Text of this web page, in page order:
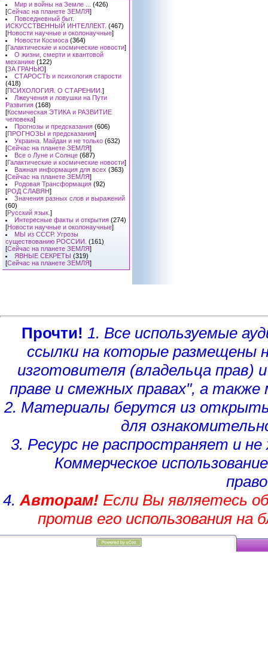
Мир и войны на Земле ...
(426)
[Сейчас на планете ЗЕМЛЯ]
Повседневный быт.
ИСКУССТВЕННЫЙ ИНТЕЛЛЕКТ. (467)
[Новости научные и околонаучные]
Новости Космоса (364)
[Галактические и космические новости]
О жизни, смерти и квантовой
механике (122)
[ЗА ГРАНЬЮ]
СТАРОСТЬ и психология старости
(418)
[ПСИХОЛОГИЯ. О СТАРЕНИИ. ]
Лжеучения и ловушки на Пути
Развития (168)
[Космическая ЭТИКА и РАЗВИТИЕ
человека]
Прогнозы и предсказания (606)
[ПРОГНОЗЫ и предсказания]
Украина. Майдан и не только (632)
[Сейчас на планете ЗЕМЛЯ]
Все о Луне и Солнце (687)
[Галактические и космические новости]
Важная информация для всех (363)
[Сейчас на планете ЗЕМЛЯ]
Родовая Трансформация (92)
[РОД СЛАВЯН]
Значения разных слов и выражений
(60)
[Русский язык. ]
Интересные факты и открытия (274)
[Новости научные и околонаучные]
МЫ из СССР. Угрозы
существованию РОССИИ. (161)
[Сейчас на планете ЗЕМЛЯ]
ЯВНЫЕ СЕКРЕТЫ (319)
[Сейчас на планете ЗЕМЛЯ]
Прочти! 1. Все используемые
ссылки на которые размещены
изготовителя (владельца прав)
праве и смежных правах", а
2. Материалы берутся из
для
3. Ресурс не распространяет и
Коммерческое
4. Авторам!Если Вы являетесь
против его использования на